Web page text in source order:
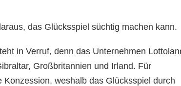
das Glücksspiel süchtig machen kann.
in Verruf, denn das Unternehmen
Großbritannien und Irland. Für
weshalb das Glücksspiel durch